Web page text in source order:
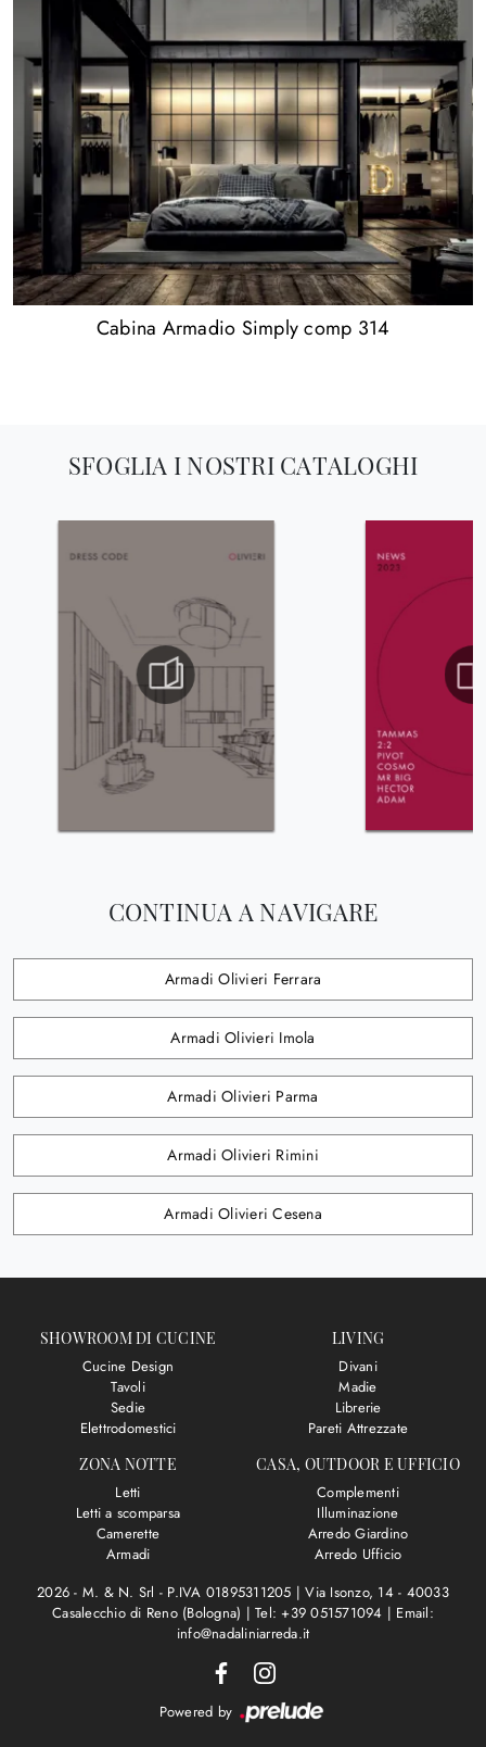
Cabina Armadio Simply comp 314
SFOGLIA I NOSTRI CATALOGHI
CONTINUA A NAVIGARE
Armadi Olivieri Ferrara
Armadi Olivieri Imola
Armadi Olivieri Parma
Armadi Olivieri Rimini
Armadi Olivieri Cesena
SHOWROOM DI CUCINE
Cucine Design
Tavoli
Sedie
Elettrodomestici
LIVING
Divani
Madie
Librerie
Pareti Attrezzate
ZONA NOTTE
Letti
Letti a scomparsa
Camerette
Armadi
CASA, OUTDOOR E UFFICIO
Complementi
Illuminazione
Arredo Giardino
Arredo Ufficio
2026 - M. & N. Srl - P.IVA 01895311205 |Via Isonzo, 14 - 40033
Casalecchio di Reno (Bologna) |Tel: +39 051571094 | Email:
info@nadaliniarreda.it
Powered by